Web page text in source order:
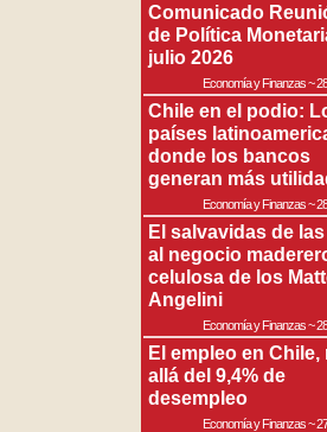
Comunicado
de Política
julio 2026
Economía y Finanzas~
Chile en el podio:
países
donde los bancos
generan más
Economía y Finanzas~
El salvavidas de las
al negocio
celulosa de los
Angelini
Economía y Finanzas~
El empleo en Chile,
allá del 9,4% de
desempleo
Economía y Finanzas~